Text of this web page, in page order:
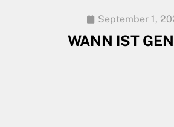
September 1,
WANN IST